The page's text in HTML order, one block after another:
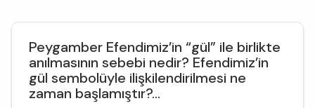
Peygamber Efendimiz’in “gül” ile birlikte
anılmasının sebebi nedir? Efendimiz’in
gül sembolüyle ilişkilendirilmesi ne
zaman başlamıştır?...